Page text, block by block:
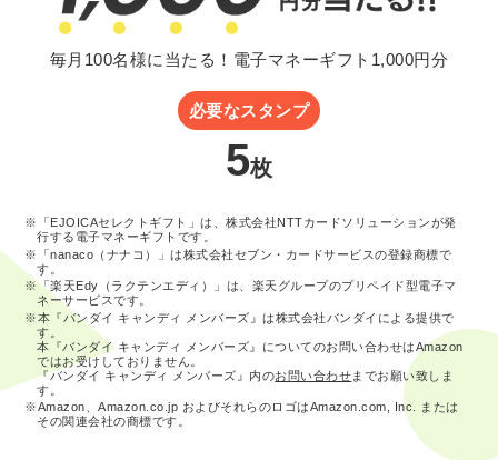
毎月100名様に当たる！電子マネーギフト1,000円分
必要なスタンプ
5枚
※「EJOICAセレクトギフト」は、株式会社NTTカードソリューションが発
行する電子マネーギフトです。
※「nanaco（ナナコ）」は株式会社セブン・カードサービスの登録商標で
す。
※「楽天Edy（ラクテンエディ）」は、楽天グループのプリペイド型電子マ
ネーサービスです。
※本『バンダイ キャンディ メンバーズ』は株式会社バンダイによる提供で
す。
本『バンダイ キャンディ メンバーズ』についてのお問い合わせはAmazon
ではお受けしておりません。
『バンダイ キャンディ メンバーズ』内のお問い合わせまでお願い致しま
す。
※Amazon、Amazon.co.jp およびそれらのロゴはAmazon.com, Inc. または
その関連会社の商標です。